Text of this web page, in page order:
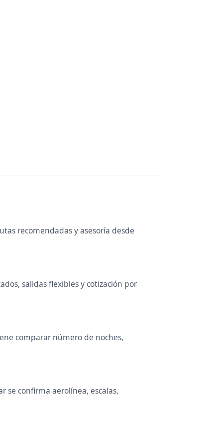
recomendadas y asesoría desde
salidas flexibles y cotización por
comparar número de noches,
se confirma aerolínea, escalas,